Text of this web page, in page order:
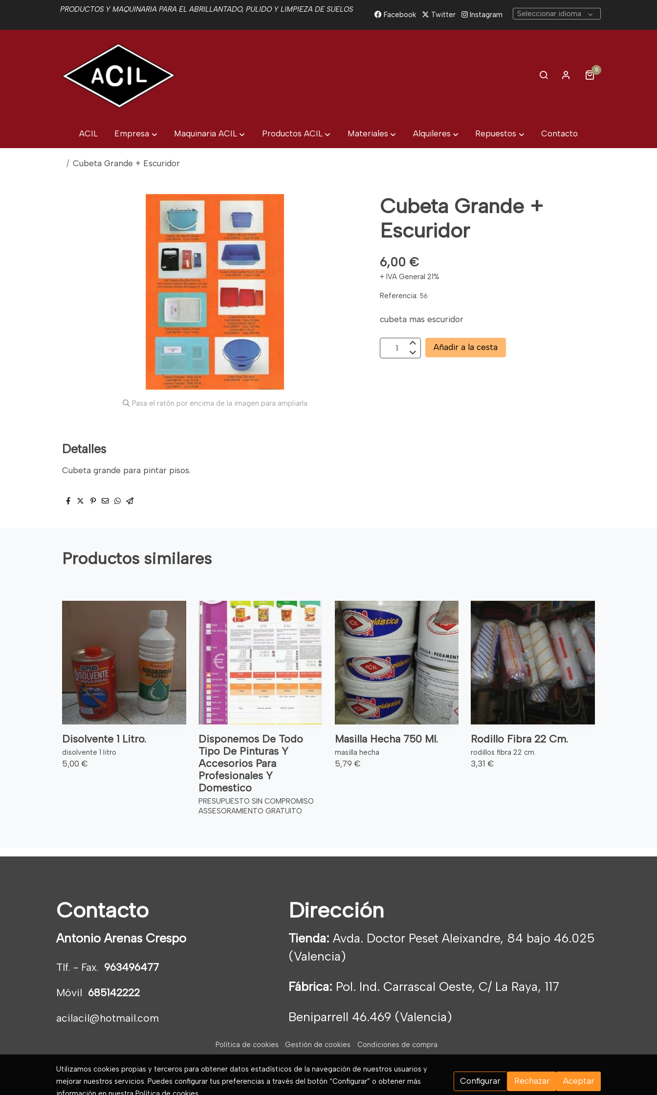
PRODUCTOS Y MAQUINARIA PARA EL ABRILLANTADO, PULIDO Y LIMPIEZA DE SUELOS
Facebook Twitter Instagram Seleccionar idioma
0
ACIL Empresa Maquinaria ACIL Productos ACIL Materiales Alquileres Repuestos Contacto
Cubeta Grande + Escuridor
Pasa el ratón por encima de la imagen para ampliarla
Detalles
Cubeta grande para pintar pisos.
Cubeta Grande +
Escuridor
6,00 €
+ IVA General 21%
Referencia:56
cubeta mas escuridor
Añadir a la cesta
Productos similares
Disolvente 1 Litro.
disolvente 1 litro
5,00 €
Disponemos De Todo
Tipo De Pinturas Y
Accesorios Para
Profesionales Y
Domestico
PRESUPUESTO SIN COMPROMISO
ASSESORAMIENTO GRATUITO
Masilla Hecha 750 Ml.
masilla hecha
5,79 €
Rodillo Fibra 22 Cm.
rodillos fibra 22 cm.
3,31 €
Contacto
Antonio Arenas Crespo
Tlf. - Fax. 963496477
Móvil 685142222
acilacil@hotmail.com
Dirección
Tienda: Avda. Doctor Peset Aleixandre, 84 bajo 46.025
(Valencia)
Fábrica: Pol. Ind. Carrascal Oeste, C/ La Raya, 117
Beniparrell 46.469 (Valencia)
Política de cookies Gestión de cookies Condiciones de compra
Utilizamos cookies propias y terceros para obtener datos estadísticos de la navegación de nuestros usuarios y
mejorar nuestros servicios. Puedes configurar tus preferencias a través del botón “Configurar” o obtener más
Configurar Rechazar Aceptar